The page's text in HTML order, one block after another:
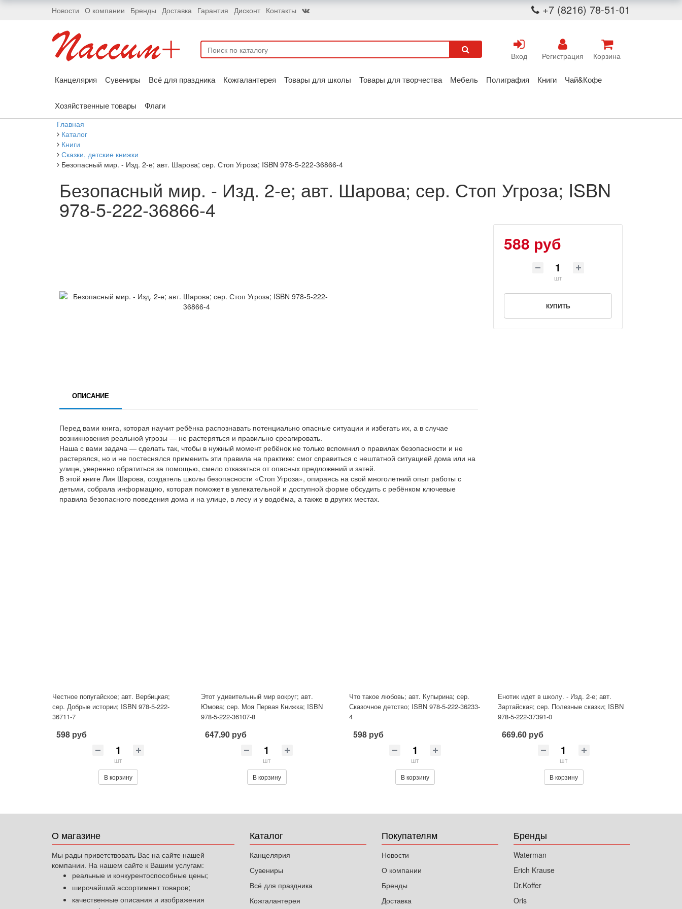
Новости О компании Бренды Доставка Гарантия Дисконт Контакты +7 (8216) 78-51-01
Вход Регистрация Корзина
Канцелярия Сувениры Всё для праздника Кожгалантерея Товары для школы Товары для творчества Мебель Полиграфия Книги Чай&Кофе
Хозяйственные товары Флаги
Главная
Каталог
Книги
Сказки, детские книжки
Безопасный мир. - Изд. 2-е; авт. Шарова; сер. Стоп Угроза; ISBN 978-5-222-36866-4
Безопасный мир. - Изд. 2-е; авт. Шарова; сер. Стоп Угроза; ISBN
978-5-222-36866-4
588 руб
шт
КУПИТЬ
ОПИСАНИЕ
Перед вами книга, которая научит ребёнка распознавать потенциально опасные ситуации и избегать их, а в случае
возникновения реальной угрозы — не растеряться и правильно среагировать.
Наша с вами задача — сделать так, чтобы в нужный момент ребёнок не только вспомнил о правилах безопасности и не
растерялся, но и не постеснялся применить эти правила на практике: смог справиться с нештатной ситуацией дома или на
улице, уверенно обратиться за помощью, смело отказаться от опасных предложений и затей.
В этой книге Лия Шарова, создатель школы безопасности «Стоп Угроза», опираясь на свой многолетний опыт работы с
детьми, собрала информацию, которая поможет в увлекательной и доступной форме обсудить с ребёнком ключевые
правила безопасного поведения дома и на улице, в лесу и у водоёма, а также в других местах.
Честное попугайское; авт. Вербицкая;
сер. Добрые истории; ISBN 978-5-222-
36711-7
598 руб
шт
В корзину
Этот удивительный мир вокруг; авт.
Юмова; сер. Моя Первая Книжка; ISBN
978-5-222-36107-8
647.90 руб
шт
В корзину
Что такое любовь; авт. Купырина; сер.
Сказочное детство; ISBN 978-5-222-36233-
4
598 руб
шт
В корзину
Енотик идет в школу. - Изд. 2-е; авт.
Зартайская; сер. Полезные сказки; ISBN
978-5-222-37391-0
669.60 руб
шт
В корзину
О магазине
Мы рады приветствовать Вас на сайте нашей
компании. На нашем сайте к Вашим услугам:
реальные и конкурентоспособные цены;
широчайший ассортимент товаров;
качественные описания и изображения
Каталог
Канцелярия
Сувениры
Всё для праздника
Кожгалантерея
Покупателям
Новости
О компании
Бренды
Доставка
Бренды
Waterman
Erich Krause
Dr.Koffer
Oris